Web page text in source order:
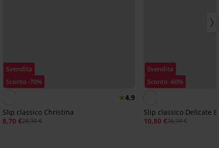
Svendita
Sconto -70%
4,9
Slip classico Christina
8,70 €28,99 €
Svendita
Sconto -60%
Slip classico Delicate
10,80 €26,99 €